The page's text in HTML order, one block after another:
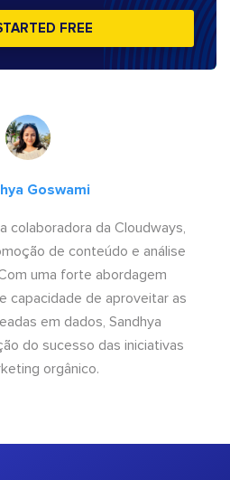
FREE
Goswami
colaboradora da Cloudways,
de conteúdo e análise
uma forte abordagem
capacidade de aproveitar as
em dados, Sandhya
do sucesso das iniciativas
orgânico.